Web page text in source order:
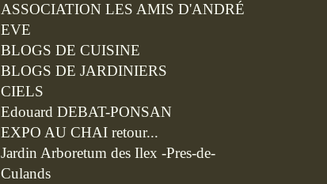
ASSOCIATION LES AMIS D'ANDRÉ
EVE
BLOGS DE CUISINE
BLOGS DE JARDINIERS
CIELS
Edouard DEBAT-PONSAN
EXPO AU CHAI retour...
Jardin Arboretum des Ilex -Pres-de-
Culands